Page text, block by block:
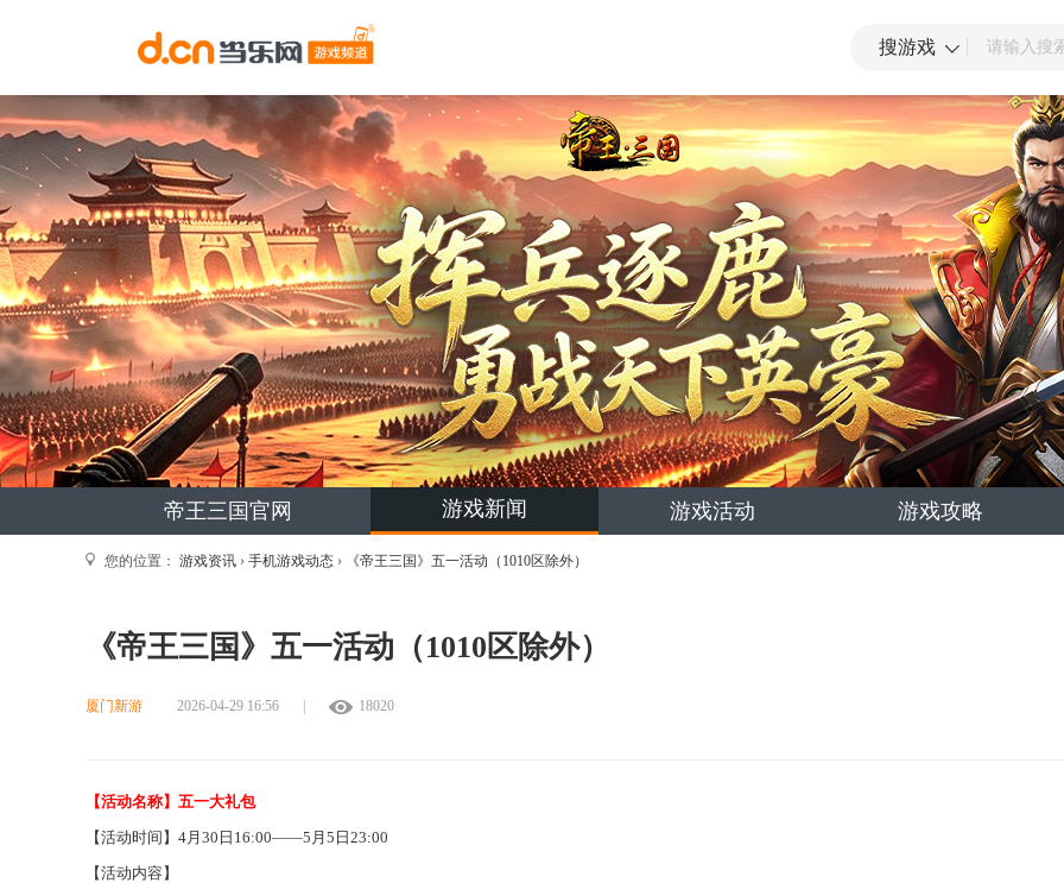
搜游戏
帝王三国官网 游戏新闻 游戏活动 游戏攻略
您的位置： 游戏资讯 › 手机游戏动态 › 《帝王三国》五一活动（1010区除外）
《帝王三国》五一活动（1010区除外）
厦门新游 2026-04-29 16:56 18020
【活动名称】 五一大礼包
【活动时间】 4月30日16:00——5 月 5 日 23:00
【活动内容】